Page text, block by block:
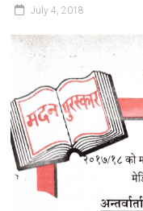
July 4, 2018